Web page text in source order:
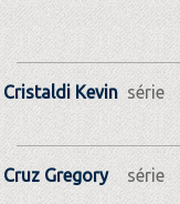
Cristaldi Kevin série
Cruz Gregory série